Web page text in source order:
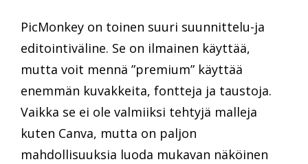
PicMonkey on toinen suuri suunnittelu-ja
editointiväline. Se on ilmainen käyttää,
mutta voit mennä ”premium” käyttää
enemmän kuvakkeita, fontteja ja taustoja.
Vaikka se ei ole valmiiksi tehtyjä malleja
kuten Canva, mutta on paljon
mahdollisuuksia luoda mukavan näköinen